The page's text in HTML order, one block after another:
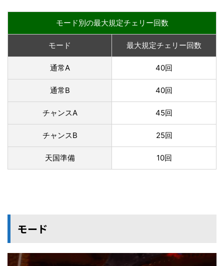
モード別の最大規定チェリー回数
モード 最大規定チェリー回数
通常A 40回
通常B 40回
チャンスA 45回
チャンスB 25回
天国準備 10回
モード